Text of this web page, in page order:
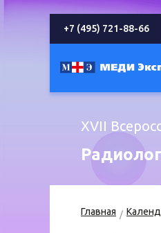
+7 (495) 721-88-66
XVII
Главная